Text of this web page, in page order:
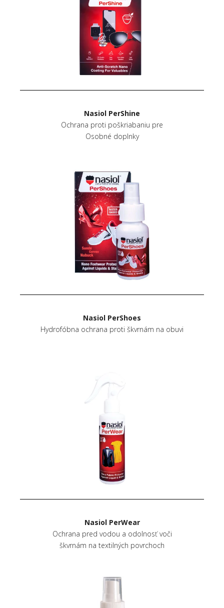
Nasiol PerShine
Ochrana proti poškriabaniu pre
Osobné doplnky
Nasiol PerShoes
Hydrofóbna ochrana proti škvrnám na obuvi
Nasiol PerWear
Ochrana pred vodou a odolnosť voči
škvrnám na textilných povrchoch